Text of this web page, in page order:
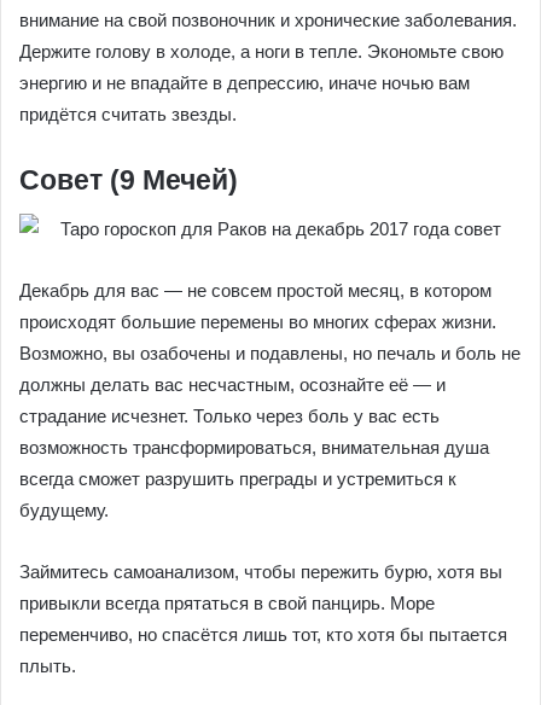
внимание на свой позвоночник и хронические заболевания.
Держите голову в холоде, а ноги в тепле. Экономьте свою
энергию и не впадайте в депрессию, иначе ночью вам
придётся считать звезды.
Совет (9 Мечей)
Декабрь для вас — не совсем простой месяц, в котором
происходят большие перемены во многих сферах жизни.
Возможно, вы озабочены и подавлены, но печаль и боль не
должны делать вас несчастным, осознайте её — и
страдание исчезнет. Только через боль у вас есть
возможность трансформироваться, внимательная душа
всегда сможет разрушить преграды и устремиться к
будущему.
Займитесь самоанализом, чтобы пережить бурю, хотя вы
привыкли всегда прятаться в свой панцирь. Море
переменчиво, но спасётся лишь тот, кто хотя бы пытается
плыть.